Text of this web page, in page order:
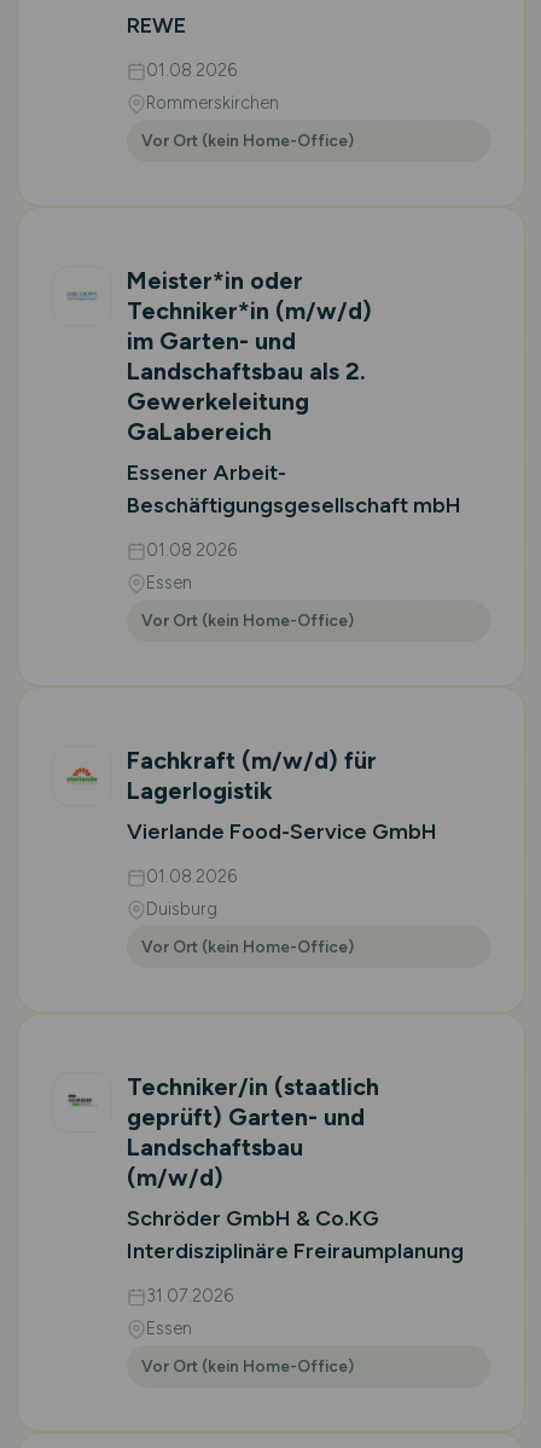
REWE
01.08.2026
Rommerskirchen
Vor Ort (kein Home-Office)
Meister*in oder
Techniker*in (m/w/d)
im Garten- und
Landschaftsbau als 2.
Gewerkeleitung
GaLabereich
Essener Arbeit-
Beschäftigungsgesellschaft mbH
01.08.2026
Essen
Vor Ort (kein Home-Office)
Fachkraft (m/w/d) für
Lagerlogistik
Vierlande Food-Service GmbH
01.08.2026
Duisburg
Vor Ort (kein Home-Office)
Techniker/in (staatlich
geprüft) Garten- und
Landschaftsbau
(m/w/d)
Schröder GmbH & Co.KG
Interdisziplinäre Freiraumplanung
31.07.2026
Essen
Vor Ort (kein Home-Office)